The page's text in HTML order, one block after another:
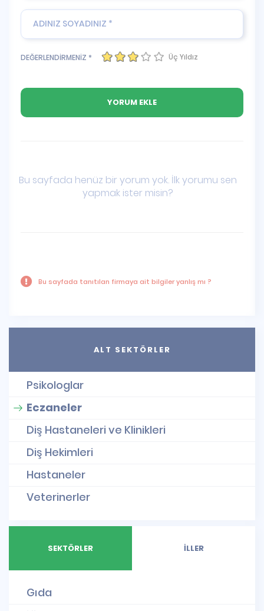
DEĞERLENDİRMENİZ * Üç Yıldız
Bu sayfada henüz bir yorum yok. İlk yorumu sen
yapmak ister misin?
Bu sayfada tanıtılan firmaya ait bilgiler yanlış mı ?
ALT SEKTÖRLER
Psikologlar
Eczaneler
Diş Hastaneleri ve Klinikleri
Diş Hekimleri
Hastaneler
Veterinerler
SEKTÖRLER İLLER
Gıda